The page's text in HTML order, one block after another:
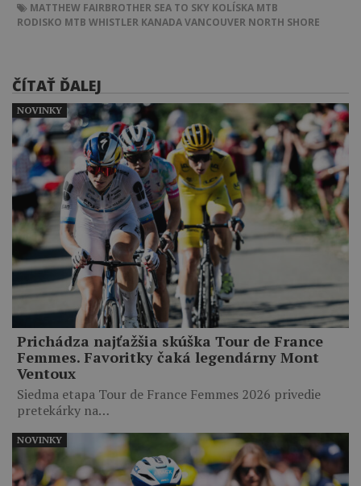
MATTHEW FAIRBROTHER SEA TO SKY KOLÍSKA MTB
RODISKO MTB WHISTLER KANADAVANCOUVER NORTH SHORE
ČÍTAŤ ĎALEJ
Prichádza najťažšia skúška Tour de France
Femmes. Favoritky čaká legendárny Mont
Ventoux
Siedma etapa Tour de France Femmes 2026 privedie
pretekárky na…
NOVINKY
NOVINKY